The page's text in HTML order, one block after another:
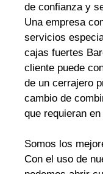
de confianza y
Una empresa
servicios
cajas fuertes
cliente puede
de un cerrajero
cambio de
que requieran
Somos los
Con el uso de